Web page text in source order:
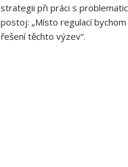
strategii při práci s
postoj: „Místo regulací
řešení⁣ těchto ​výzev“.